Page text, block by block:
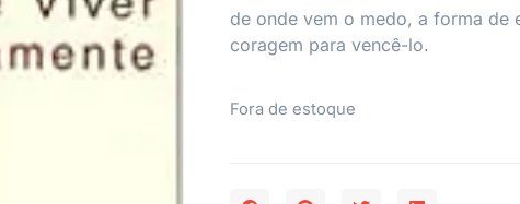
de onde vem o medo, a forma de
coragem para vencê-lo.
Fora de estoque